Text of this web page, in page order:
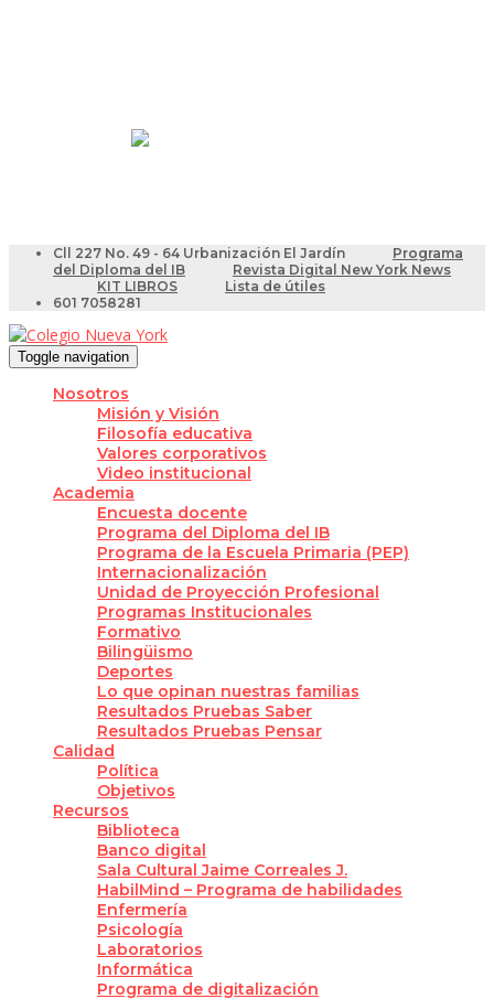
Cll 227 No. 49 - 64 Urbanización El Jardín
Programa
del Diploma del IB
Revista Digital New York News
KIT LIBROS
Lista de útiles
601 7058281
Toggle navigation
Nosotros
Misión y Visión
Filosofía educativa
Valores corporativos
Video institucional
Academia
Encuesta docente
Programa del Diploma del IB
Programa de la Escuela Primaria (PEP)
Internacionalización
Unidad de Proyección Profesional
Programas Institucionales
Formativo
Bilingüismo
Deportes
Lo que opinan nuestras familias
Resultados Pruebas Saber
Resultados Pruebas Pensar
Calidad
Política
Objetivos
Recursos
Biblioteca
Banco digital
Sala Cultural Jaime Correales J.
HabilMind – Programa de habilidades
Enfermería
Psicología
Laboratorios
Informática
Programa de digitalización